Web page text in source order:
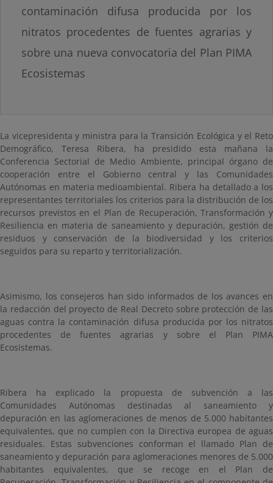
contaminación difusa producida por los
nitratos procedentes de fuentes agrarias y
sobre una nueva convocatoria del Plan PIMA
Ecosistemas
La vicepresidenta y ministra para la Transición Ecológica y el Reto
Demográfico, Teresa Ribera, ha presidido esta mañana la
Conferencia Sectorial de Medio Ambiente, principal órgano de
cooperación entre el Gobierno central y las Comunidades
Autónomas en materia medioambiental. Ribera ha detallado a los
representantes territoriales los criterios para la distribución de los
recursos previstos en el Plan de Recuperación, Transformación y
Resiliencia en materia de saneamiento y depuración, gestión de
residuos y conservación de la biodiversidad y los criterios
seguidos para su reparto y territorialización.
Asimismo, los consejeros han sido informados de los avances en
la redacción del proyecto de Real Decreto sobre protección de las
aguas contra la contaminación difusa producida por los nitratos
procedentes de fuentes agrarias y sobre el Plan PIMA
Ecosistemas.
Ribera ha explicado la propuesta de subvención a las
Comunidades Autónomas destinadas al saneamiento y
depuración en las aglomeraciones de menos de 5.000 habitantes
equivalentes, que no cumplen con la Directiva europea de aguas
residuales. Estas subvenciones conforman el llamado Plan de
saneamiento y depuración para aglomeraciones menores de 5.000
habitantes equivalentes, que se recoge en el
Plan de